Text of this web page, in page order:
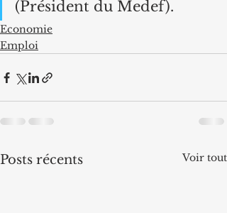
(Président du Medef).
Economie
Emploi
Posts récents Voir tout